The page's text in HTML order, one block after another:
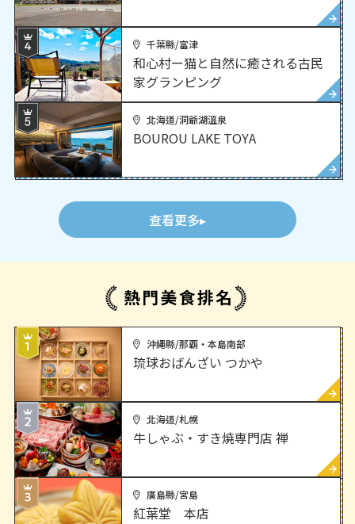
千葉縣/富津
和心村ー猫と自然に癒される古民
家グランピング
北海道/洞爺湖溫泉
BOUROU LAKE TOYA
查看更多
沖繩縣/那覇・本島南部
琉球おばんざい つかや
北海道/札幌
牛しゃぶ・すき焼専門店 禅
廣島縣/宮島
紅葉堂 本店